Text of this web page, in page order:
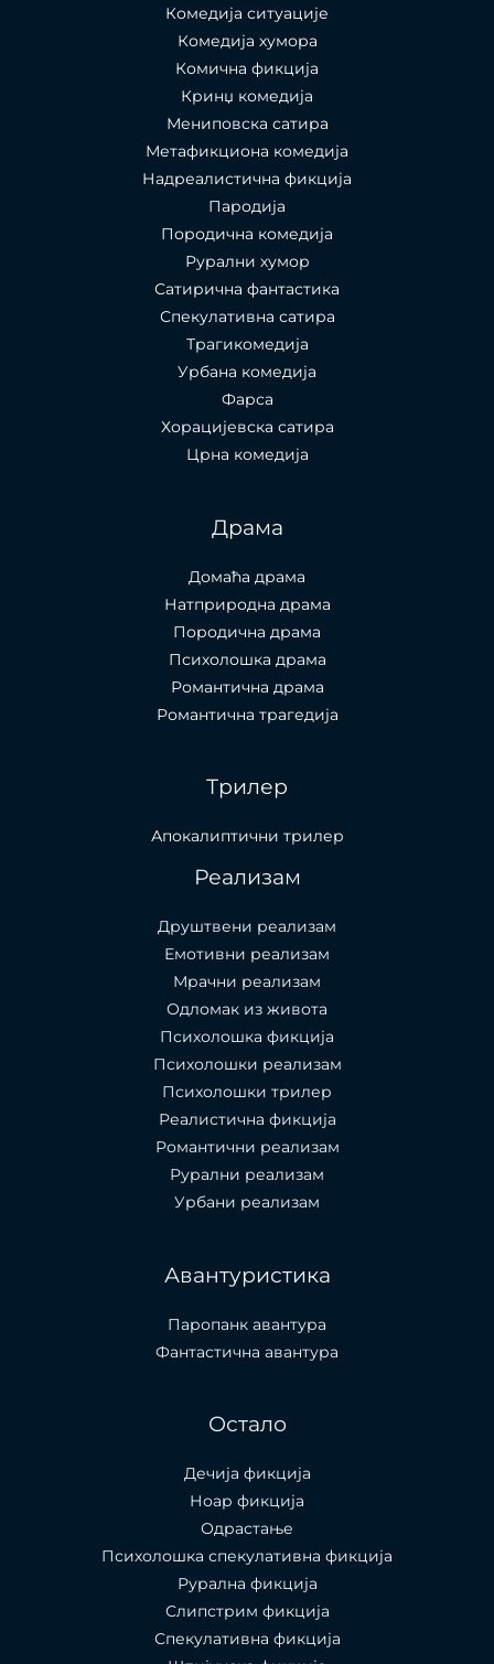
Комедија ситуације
Комедија хумора
Комична фикција
Кринџ комедија
Мениповска сатира
Метафикциона комедија
Надреалистична фикција
Пародија
Породична комедија
Рурални хумор
Сатирична фантастика
Спекулативна сатира
Трагикомедија
Урбана комедија
Фарса
Хорацијевска сатира
Црна комедија
Драма
Домаћа драма
Натприродна драма
Породична драма
Психолошка драма
Романтична драма
Романтична трагедија
Трилер
Апокалиптични трилер
Реализам
Друштвени реализам
Емотивни реализам
Мрачни реализам
Одломак из живота
Психолошкa фикција
Психолошки реализам
Психолошки трилер
Реалистична фикција
Романтични реализам
Рурални реализам
Урбани реализам
Авантуристика
Паропанк авантура
Фантастична авантура
Остало
Дечија фикција
Ноар фикција
Одрастање
Психолошка спекулативна фикција
Рурална фикција
Слипстрим фикција
Спекулативна фикција